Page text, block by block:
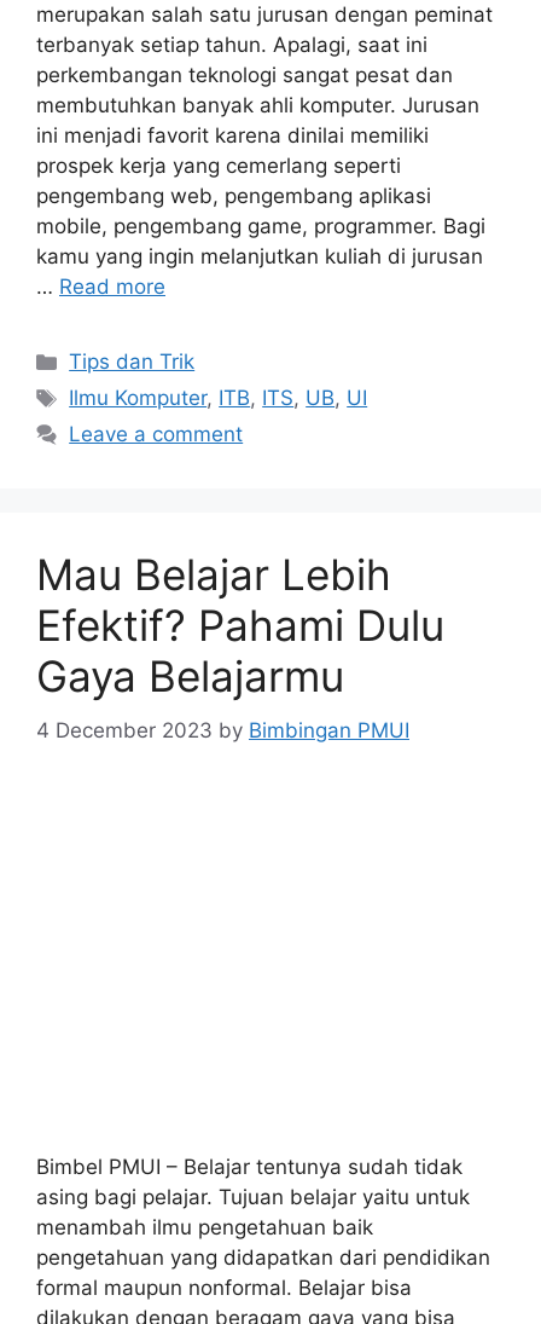
merupakan salah satu jurusan dengan peminat
terbanyak setiap tahun. Apalagi, saat ini
perkembangan teknologi sangat pesat dan
membutuhkan banyak ahli komputer. Jurusan
ini menjadi favorit karena dinilai memiliki
prospek kerja yang cemerlang seperti
pengembang web, pengembang aplikasi
mobile, pengembang game, programmer. Bagi
kamu yang ingin melanjutkan kuliah di jurusan
… Read more
Tips dan Trik
Ilmu Komputer, ITB, ITS, UB, UI
Leave a comment
Mau Belajar Lebih
Efektif? Pahami Dulu
Gaya Belajarmu
4 December 2023 by Bimbingan PMUI
Bimbel PMUI – Belajar tentunya sudah tidak
asing bagi pelajar. Tujuan belajar yaitu untuk
menambah ilmu pengetahuan baik
pengetahuan yang didapatkan dari pendidikan
formal maupun nonformal. Belajar bisa
dilakukan dengan beragam gaya yang bisa